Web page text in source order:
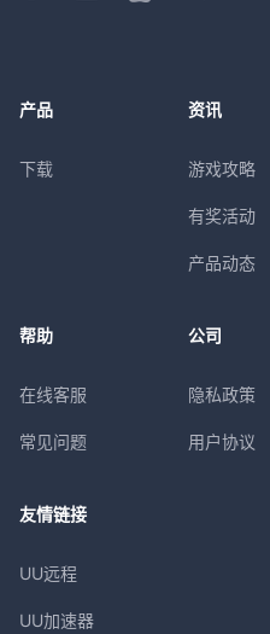
产品
下载
资讯
游戏攻略
有奖活动
产品动态
帮助
在线客服
常见问题
公司
隐私政策
用户协议
友情链接
UU远程
UU加速器